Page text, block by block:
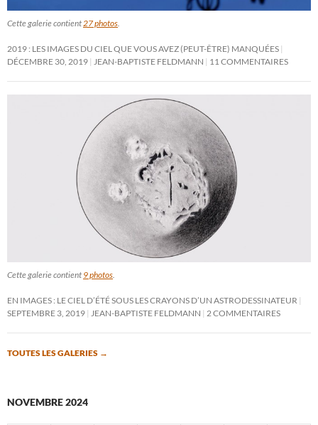
Cette galerie contient 27 photos
2019 : LES IMAGES DU CIEL QUE VOUS AVEZ (PEUT-ÊTRE) MANQUÉES
DÉCEMBRE 30, 2019
JEAN-BAPTISTE FELDMANN 11 COMMENTAIRES
Cette galerie contient 9 photos.
EN IMAGES : LE CIEL D’ÉTÉ SOUS LES CRAYONS D’UN ASTRODESSINATEUR
SEPTEMBRE 3, 2019 JEAN-BAPTISTE FELDMANN 2 COMMENTAIRES
TOUTES LES GALERIES →
NOVEMBRE 2024